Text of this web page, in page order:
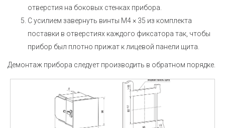
отверстия на боковых стенках прибора.
С усилием завернуть винты М4 × 35 из комплекта
поставки в отверстиях каждого фиксатора так, чтобы
прибор был плотно прижат к лицевой панели щита.
Демонтаж прибора следует производить в обратном порядке.